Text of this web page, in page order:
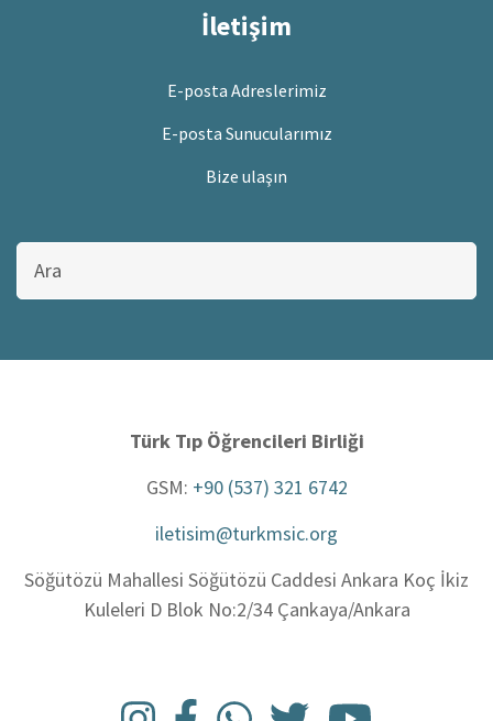
İletişim
E-posta Adreslerimiz
E-posta Sunucularımız
Bize ulaşın
Bu
sitede
ara
Türk Tıp Öğrencileri Birliği
GSM: +90 (537) 321 6742
iletisim@turkmsic.org
Söğütözü Mahallesi Söğütözü Caddesi Ankara Koç İkiz
Kuleleri D Blok No:2/34 Çankaya/Ankara